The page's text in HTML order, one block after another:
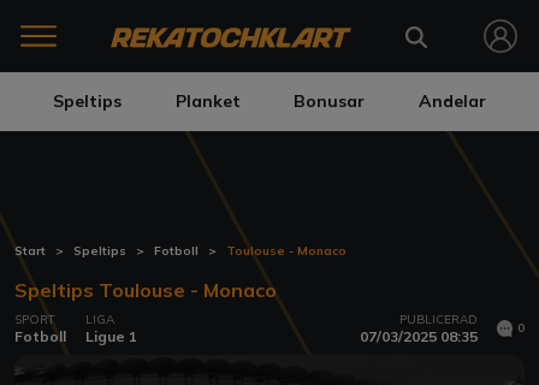
Speltips Planket Bonusar Andelar
Start Speltips Fotboll Toulouse - Monaco
Speltips Toulouse - Monaco
SPORT
Fotboll
LIGA
Ligue 1
PUBLICERAD
07/03/2025 08:35 0